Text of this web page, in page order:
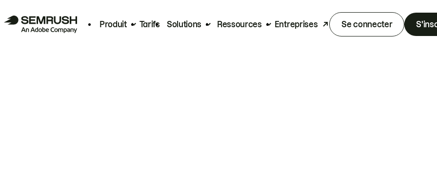
Produit Tarifs Solutions Ressources Entreprises Se connecter